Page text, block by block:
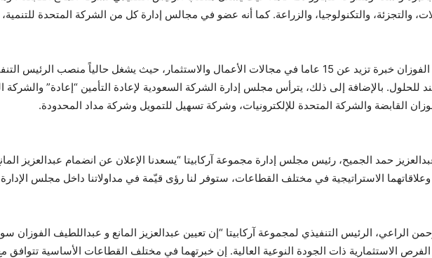
والتجزئة، والتكنولوجيا، والزراعة. كما أنه عضو في مجالس إدارة كل من الشركة المتحدة
كما يمتلك عبداللطيف الفوزان خبرة تزيد عن 15 عاما في مجالات الأعمال والاستثمار، حيث يشغل
بالإضافة إلى ذلك، يترأس مجلس إدارة الشركة السعودية لإعادة التأمين “إعادة”
القابضة والشركة المتحدة للإلكترونيات، وشركة تسهيل للتمويل وشركة مداد المحدودة.
حمد الجميح، رئيس مجلس إدارة مجموعة آركابيتا “يسعدنا الإعلان عن انضمام عبدالعزيز
الاستراتيجية في مختلف القطاعات، ستوفر لنا رؤى قيّمة في مداولاتنا داخل مجلس
الراعي، الرئيس التنفيذي لمجموعة آركابيتا “إن تعيين عبدالعزيز المانع و عبداللطيف الفوزان
الاستثمارية ذات الجودة النوعية العالية. إن خبرتهما في مختلف القطاعات الأساسية تتوافق مع